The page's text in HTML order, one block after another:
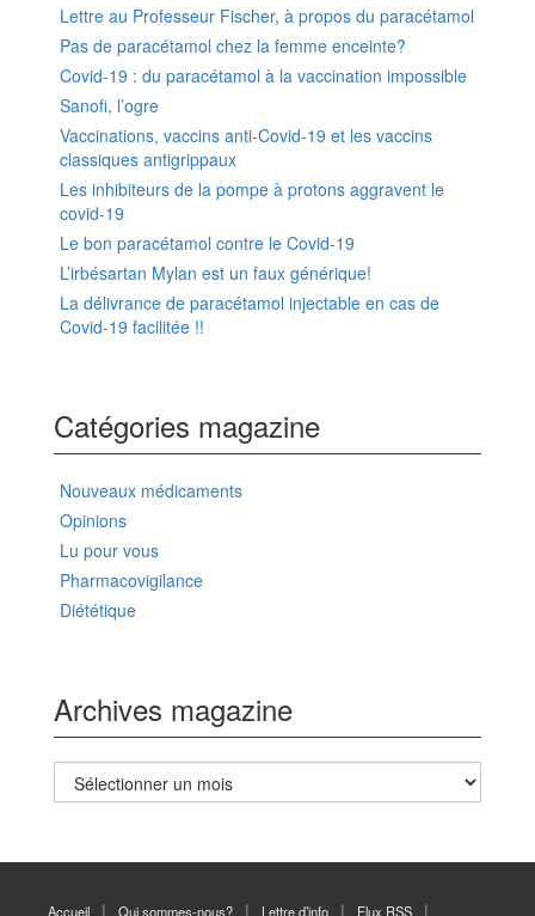
Lettre au Professeur Fischer, à propos du paracétamol
Pas de paracétamol chez la femme enceinte?
Covid-19 : du paracétamol à la vaccination impossible
Sanofi, l’ogre
Vaccinations, vaccins anti-Covid-19 et les vaccins
classiques antigrippaux
Les inhibiteurs de la pompe à protons aggravent le
covid-19
Le bon paracétamol contre le Covid-19
L’irbésartan Mylan est un faux générique!
La délivrance de paracétamol injectable en cas de
Covid-19 facilitée !!
Catégories magazine
Nouveaux médicaments
Opinions
Lu pour vous
Pharmacovigilance
Diététique
Archives magazine
Archives
magazine
Accueil Qui sommes-nous? Lettre d’info Flux RSS